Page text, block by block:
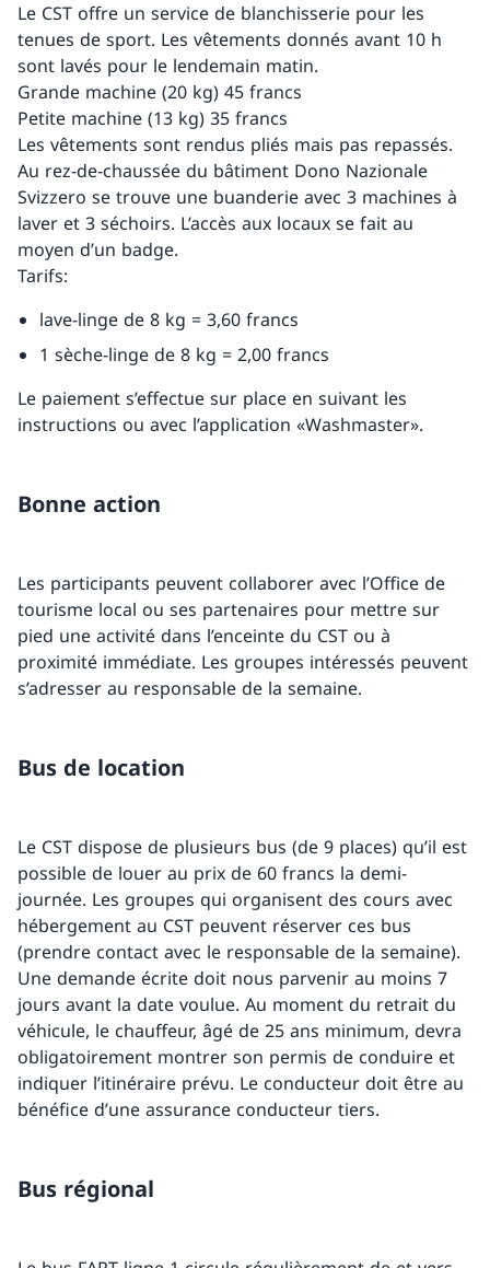
Le CST offre un service de blanchisserie pour les
tenues de sport. Les vêtements donnés avant 10 h
sont lavés pour le lendemain matin.
Grande machine (20 kg) 45 francs
Petite machine (13 kg) 35 francs
Les vêtements sont rendus pliés mais pas repassés.
Au rez-de-chaussée du bâtiment Dono Nazionale
Svizzero se trouve une buanderie avec 3 machines à
laver et 3 séchoirs. L’accès aux locaux se fait au
moyen d’un badge.
Tarifs:
lave-linge de 8 kg = 3,60 francs
1 sèche-linge de 8 kg = 2,00 francs
Le paiement s’effectue sur place en suivant les
instructions ou avec l’application «Washmaster».
Bonne action
Les participants peuvent collaborer avec l’Office de
tourisme local ou ses partenaires pour mettre sur
pied une activité dans l’enceinte du CST ou à
proximité immédiate. Les groupes intéressés peuvent
s’adresser au responsable de la semaine.
Bus de location
Le CST dispose de plusieurs bus (de 9 places) qu’il est
possible de louer au prix de 60 francs la demi-
journée. Les groupes qui organisent des cours avec
hébergement au CST peuvent réserver ces bus
(prendre contact avec le responsable de la semaine).
Une demande écrite doit nous parvenir au moins 7
jours avant la date voulue. Au moment du retrait du
véhicule, le chauffeur, âgé de 25 ans minimum, devra
obligatoirement montrer son permis de conduire et
indiquer l’itinéraire prévu. Le conducteur doit être au
bénéfice d’une assurance conducteur tiers.
Bus régional